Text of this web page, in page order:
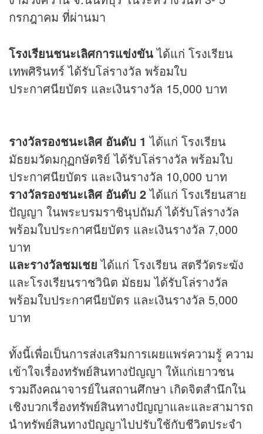
กรกฎาคม ที่ผ่านมา
โรงเรียนชนะเลิศการแข่งขันได้แก่ โรงเรียน
เทพศิรินทร์ ได้รับโล่รางวัล พร้อมใบ
ประกาศนียบัตร และเงินรางวัล 15,000 บาท
รางวัลรองชนะเลิศ อันดับ 1 ได้แก่ โรงเรียน
มัธยมวัดมกุฏกษัตริย์ ได้รับโล่รางวัล พร้อมใบ
ประกาศนียบัตร และเงินรางวัล 10,000 บาท
รางวัลรองชนะเลิศ อันดับ 2ได้แก่ โรงเรียนสาย
ปัญญา ในพระบรมราชินุปถัมภ์ ได้รับโล่รางวัล
พร้อมใบประกาศนียบัตร และเงินรางวัล 7,000
บาท
และรางวัลชมเชยได้แก่ โรงเรียน สตรีวัดระฆัง
และโรงเรียนราชวินิต มัธยม ได้รับโล่รางวัล
พร้อมใบประกาศนียบัตร และเงินรางวัล 5,000
บาท
ทั้งนี้เพื่อเป็นการส่งเสริมการเผยแพร่ความรู้ ความ
เข้าใจเรื่องทรัพย์สินทางปัญญา ให้แก่เยาวชน
รวมถึงคณาจารย์ในสถานศึกษา เกิดจิตสำนึกใน
เชิงบวกเรื่องทรัพย์สินทางปัญญาและและสามารถ
นำทรัพย์สินทางปัญญาไปปรับใช้กับชีวิตประจำ